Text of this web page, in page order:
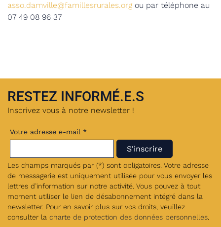
asso.damville@famillesrurales.org ou par téléphone au
07 49 08 96 37
RESTEZ INFORMÉ.E.S
Inscrivez vous à notre newsletter !
Votre adresse e-mail *
Les champs marqués par (*) sont obligatoires. Votre adresse
de messagerie est uniquement utilisée pour vous envoyer les
lettres d’information sur notre activité. Vous pouvez à tout
moment utiliser le lien de désabonnement intégré dans la
newsletter. Pour en savoir plus sur vos droits, veuillez
consulter la charte de protection des données personnelles